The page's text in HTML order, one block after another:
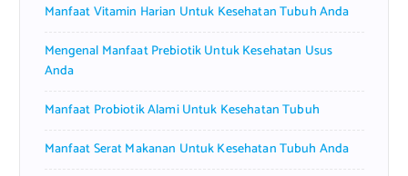
:Manfaat Vitamin Harian Untuk Kesehatan Tubuh Anda
Mengenal Manfaat Prebiotik Untuk Kesehatan Usus
Anda
Manfaat Probiotik Alami Untuk Kesehatan Tubuh
Manfaat Serat Makanan Untuk Kesehatan Tubuh Anda